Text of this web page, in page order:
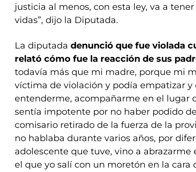
justicia al menos, con esta ley, va a
vidas”, dijo la Diputada.
La diputada denunció que fue violada
relató cómo fue la reacción de sus
todavía más que mi madre, porque mi
víctima de violación y podía empatizar
entenderme, acompañarme en el lugar
sentía impotente por no haber podido
comisario retirado de la fuerza de la
no hablaba durante varios años, por
adolescente que tuve, vino a
el que yo salí con un moretón en la